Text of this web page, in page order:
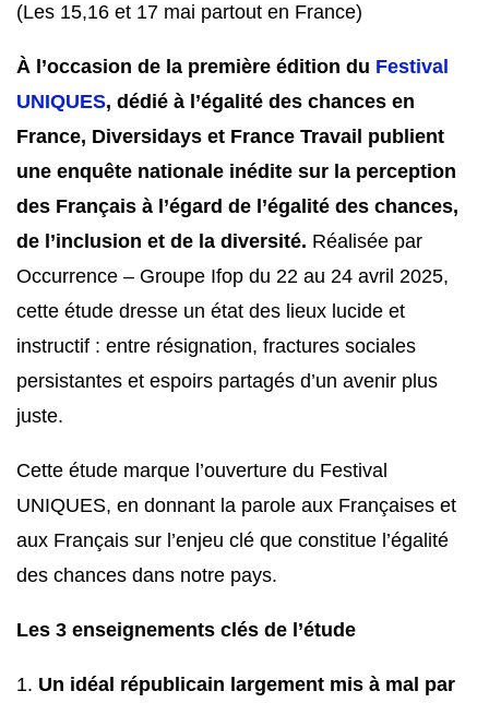
(Les 15,16 et 17 mai partout en France)
À l’occasion de la première édition du Festival
UNIQUES, dédié à l’égalité des chances en
France, Diversidays et France Travail publient
une enquête nationale inédite sur la perception
des Français à l’égard de l’égalité des chances,
de l’inclusion et de la diversité. Réalisée par
Occurrence – Groupe Ifop du 22 au 24 avril 2025,
cette étude dresse un état des lieux lucide et
instructif : entre résignation, fractures sociales
persistantes et espoirs partagés d’un avenir plus
juste.
Cette étude marque l’ouverture du Festival
UNIQUES, en donnant la parole aux Françaises et
aux Français sur l’enjeu clé que constitue l’égalité
des chances dans notre pays.
Les 3 enseignements clés de l’étude
Un idéal républicain largement mis à mal par